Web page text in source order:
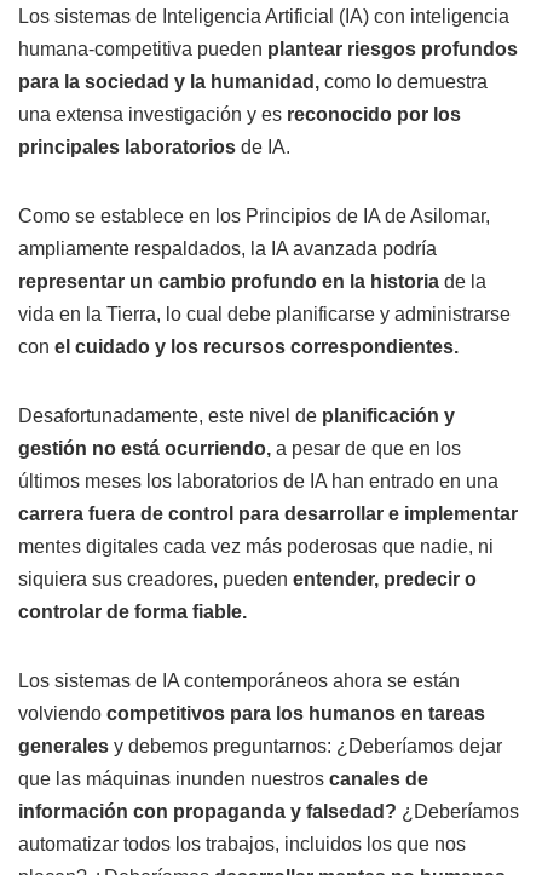
Los sistemas de Inteligencia Artificial (IA) con inteligencia
humana-competitiva pueden plantear riesgos profundos
para la sociedad y la humanidad, como lo demuestra
una extensa investigación y es reconocido por los
principales laboratorios de IA.
Como se establece en los Principios de IA de Asilomar,
ampliamente respaldados, la IA avanzada podría
representar un cambio profundo en la historia de la
vida en la Tierra, lo cual debe planificarse y administrarse
con el cuidado y los recursos correspondientes.
Desafortunadamente, este nivel de planificación y
gestión no está ocurriendo, a pesar de que en los
últimos meses los laboratorios de IA han entrado en una
carrera fuera de control para desarrollar e implementar
mentes digitales cada vez más poderosas que nadie, ni
siquiera sus creadores, pueden entender, predecir o
controlar de forma fiable.
Los sistemas de IA contemporáneos ahora se están
volviendo competitivos para los humanos en tareas
generales y debemos preguntarnos: ¿Deberíamos dejar
que las máquinas inunden nuestros canales de
información con propaganda y falsedad? ¿Deberíamos
automatizar todos los trabajos, incluidos los que nos